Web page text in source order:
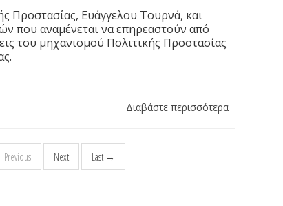
Προστασίας, Ευάγγελου Τουρνά, και
που αναμένεται να επηρεαστούν από
του μηχανισμού Πολιτικής Προστασίας
Διαβάστε περισσότερα
Previous Next Last →